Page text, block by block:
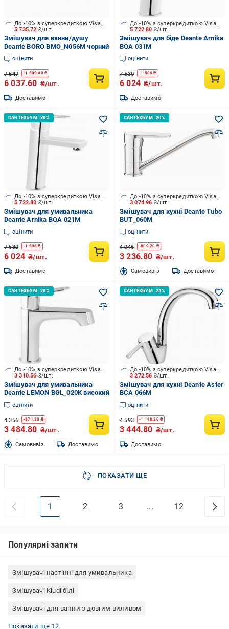
5 735.72 ₴/шт.
До -10% з суперкредиткою Visa Вигода
Змішувач для ванни/душу
Deante BORO BMO_N056M чорний
оцінити
7 547 -1 509.40₴
6 037.60 ₴/шт.
Доставимо
5 722.80 ₴/шт.
До -10% з суперкредиткою Visa Вигода
Змішувач для біде Deante Arnika
BQA 031M
оцінити
7 530 -1 506 ₴
6 024 ₴/шт.
Доставимо
5 722.80 ₴/шт.
До -10% з суперкредиткою Visa Вигода
Змішувач для умивальника
Deante Arnika BQA 021M
оцінити
7 530 -1 506 ₴
6 024 ₴/шт.
Доставимо
3 074.96 ₴/шт.
До -10% з суперкредиткою Visa Вигода
Змішувач для кухні Deante Tubo
BUT_060M
оцінити
4 046 -809.20 ₴
3 236.80 ₴/шт.
Cамовивіз Доставимо
3 310.56 ₴/шт.
До -10% з суперкредиткою Visa Вигода
Змішувач для умивальника
Deante LEMON BGL_020K високий
оцінити
4 356 -871.20 ₴
3 484.80 ₴/шт.
Cамовивіз Доставимо
3 272.56 ₴/шт.
До -10% з суперкредиткою Visa Вигода
Змішувач для кухні Deante Aster
BCA 066M
оцінити
4 593 -1 148.20₴
3 444.80 ₴/шт.
Доставимо
ПОКАЗАТИ ЩЕ
1 2 3 ... 12
Популярні запити
Змішувачі настінні для умивальника
Змішувачі Kludi білі
Змішувачі для ванни з довгим виливом
Настінні двовентильні змішувачі
Настінні сенсорні змішувачі
Чеський змішувач для кухні
Змішувачі бронза Італія
Змішувачі Bravat для ванни
Grohe змішувачі з висувним виливом
Настінні змішувачі Grohe
Blanco змішувачі з висувним виливом
Змішувач для ванни двовентильний
Змішувачі Imprese для кухні
Змішувач для душу чорний
Настінні одноважільні змішувачі
Показати ще 12